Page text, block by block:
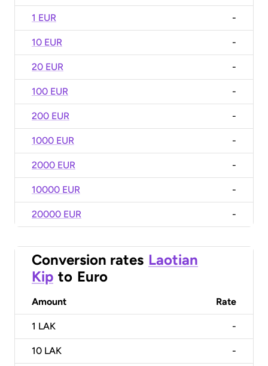
1 EUR -
10 EUR -
20 EUR -
100 EUR -
200 EUR -
1000 EUR -
2000 EUR -
10000 EUR -
20000 EUR -
Conversion rates Laotian
Kip to Euro
Amount Rate
1 LAK -
10 LAK -